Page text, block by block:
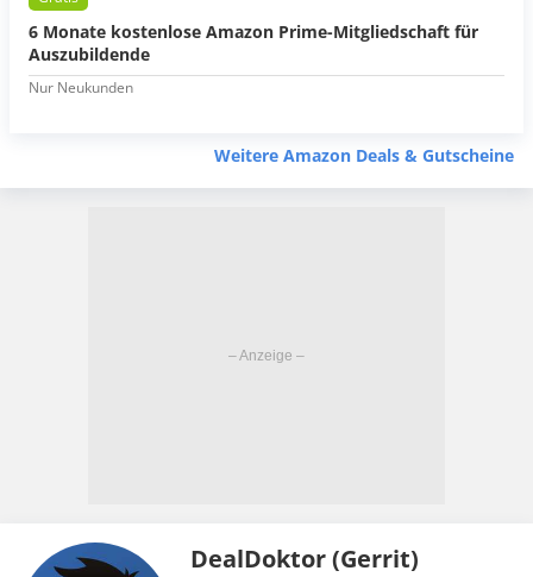
6 Monate kostenlose Amazon Prime-Mitgliedschaft für
Auszubildende
Nur Neukunden
Weitere Amazon Deals & Gutscheine
DealDoktor (Gerrit)